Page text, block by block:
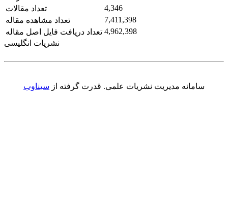
تعداد مقالات
4,346
تعداد مشاهده مقاله
7,411,398
تعداد دریافت فایل اصل مقاله 4,962,398
نشریات انگلیسی
سامانه مدیریت نشریات علمی. قدرت گرفته از سیناوب